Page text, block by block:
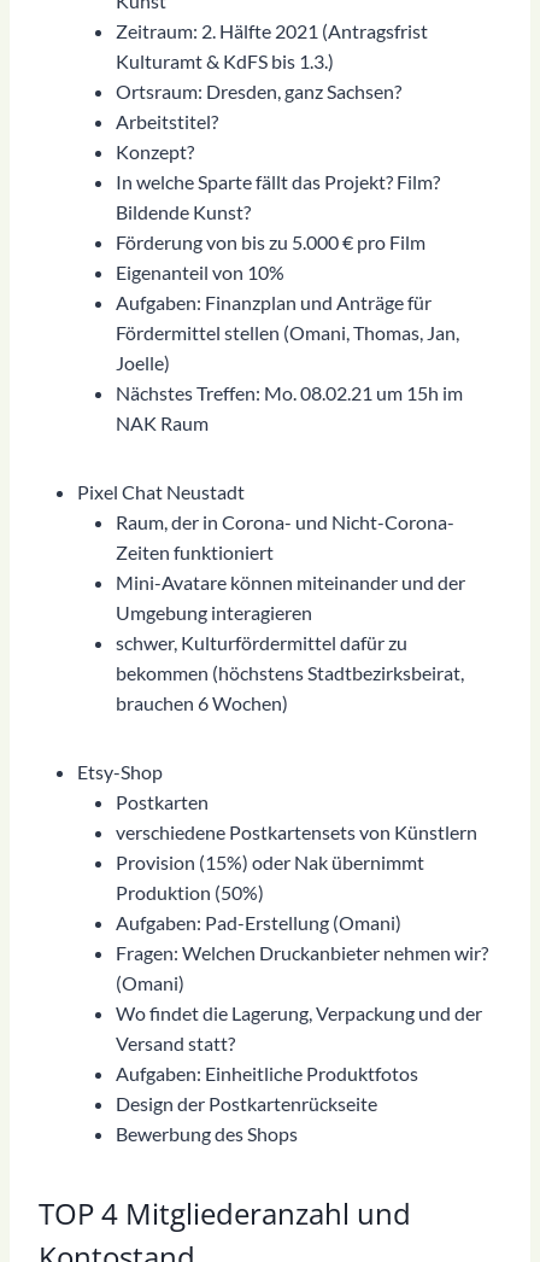
Zeitraum: 2. Hälfte 2021 (Antragsfrist
Kulturamt & KdFS bis 1.3.)
Ortsraum: Dresden, ganz Sachsen?
Arbeitstitel?
Konzept?
In welche Sparte fällt das Projekt? Film?
Bildende Kunst?
Förderung von bis zu 5.000 € pro Film
Eigenanteil von 10%
Aufgaben: Finanzplan und Anträge für
Fördermittel stellen (Omani, Thomas, Jan,
Joelle)
Nächstes Treffen: Mo. 08.02.21 um 15h im
NAK Raum
Pixel Chat Neustadt
Raum, der in Corona- und Nicht-Corona-
Zeiten funktioniert
Mini-Avatare können miteinander und der
Umgebung interagieren
schwer, Kulturfördermittel dafür zu
bekommen (höchstens Stadtbezirksbeirat,
brauchen 6 Wochen)
Etsy-Shop
Postkarten
verschiedene Postkartensets von Künstlern
Provision (15%) oder Nak übernimmt
Produktion (50%)
Aufgaben: Pad-Erstellung (Omani)
Fragen: Welchen Druckanbieter nehmen wir?
(Omani)
Wo findet die Lagerung, Verpackung und der
Versand statt?
Aufgaben: Einheitliche Produktfotos
Design der Postkartenrückseite
Bewerbung des Shops
TOP 4 Mitgliederanzahl und